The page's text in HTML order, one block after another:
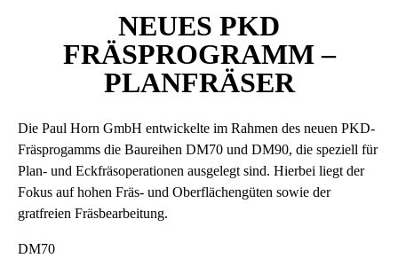
NEUES PKD
FRÄSPROGRAMM –
PLANFRÄSER
Die Paul Horn GmbH entwickelte im Rahmen des neuen PKD-
Fräsprogamms die Baureihen DM70 und DM90, die speziell für
Plan- und Eckfräsoperationen ausgelegt sind. Hierbei liegt der
Fokus auf hohen Fräs- und Oberflächengüten sowie der
gratfreien Fräsbearbeitung.
DM70